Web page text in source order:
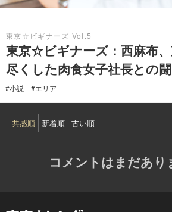
東京☆ビギナーズ Vol.5
東京☆ビギナーズ：西麻布
尽くした肉食女子社長との闘
#小説 #エリア
共感順 新着順 古い順
コメントはまだあり